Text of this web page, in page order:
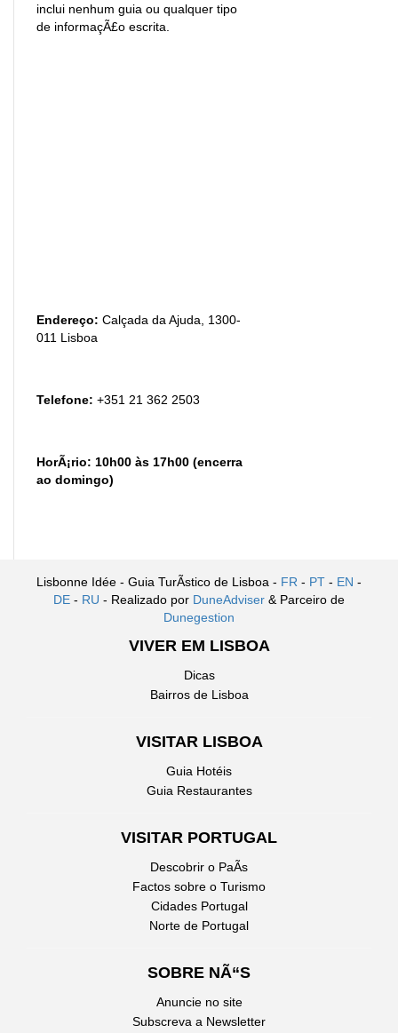
inclui nenhum guia ou qualquer tipo
de informaçÃ£o escrita.
Endereço: Calçada da Ajuda, 1300-
011 Lisboa
Telefone: +351 21 362 2503
HorÃ¡rio: 10h00 às 17h00 (encerra
ao domingo)
Lisbonne Idée - Guia TurÃ­stico de Lisboa - FR - PT - EN -
DE - RU - Realizado por DuneAdviser & Parceiro de
Dunegestion
VIVER EM LISBOA
Dicas
Bairros de Lisboa
VISITAR LISBOA
Guia Hotéis
Guia Restaurantes
VISITAR PORTUGAL
Descobrir o PaÃ­s
Factos sobre o Turismo
Cidades Portugal
Norte de Portugal
SOBRE NÃ“S
Anuncie no site
Subscreva a Newsletter